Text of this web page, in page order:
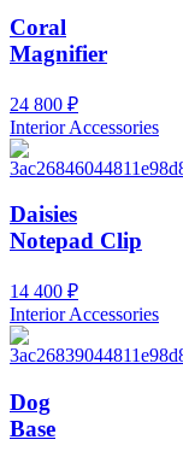
Coral
Magnifier
24 800 ₽
Interior Accessories
Daisies
Notepad Clip
14 400 ₽
Interior Accessories
Dog
Base